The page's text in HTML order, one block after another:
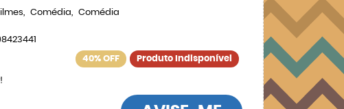
Comédia
Comédia
40% OFF Produto Indisponível